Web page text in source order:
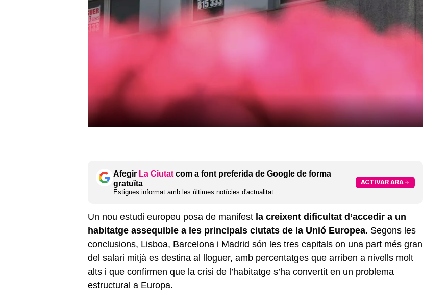
Afegir La Ciutat com a font preferida de Google de forma
gratuïta
Estigues informat amb les últimes notícies d'actualitat
ACTIVAR ARA
Un nou estudi europeu posa de manifest la creixent dificultat d’accedir a un
habitatge assequible a les principals ciutats de la Unió Europea. Segons les
conclusions, Lisboa, Barcelona i Madrid són les tres capitals on una part més gran
del salari mitjà es destina al lloguer, amb percentatges que arriben a nivells molt
alts i que confirmen que la crisi de l’habitatge s’ha convertit en un problema
estructural a Europa.